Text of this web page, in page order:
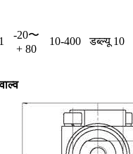
-20〜
+ 80
10-400 डब्ल्यू 10